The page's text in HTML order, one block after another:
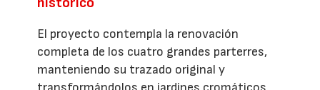
El proyecto contempla la renovación
completa de los cuatro grandes parterres,
manteniendo su trazado original y